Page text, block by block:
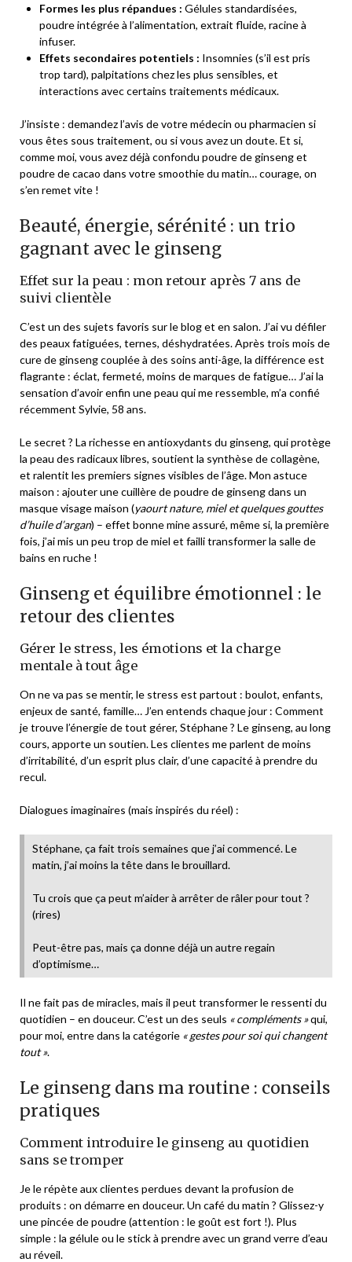
Formes les plus répandues : Gélules standardisées,
poudre intégrée à l’alimentation, extrait fluide, racine à
infuser.
Effets secondaires potentiels : Insomnies (s’il est pris
trop tard), palpitations chez les plus sensibles, et
interactions avec certains traitements médicaux.
J’insiste : demandez l’avis de votre médecin ou pharmacien si
vous êtes sous traitement, ou si vous avez un doute. Et si,
comme moi, vous avez déjà confondu poudre de ginseng et
poudre de cacao dans votre smoothie du matin… courage, on
s’en remet vite !
Beauté, énergie, sérénité : un trio
gagnant avec le ginseng
Effet sur la peau : mon retour après 7 ans de
suivi clientèle
C’est un des sujets favoris sur le blog et en salon. J’ai vu défiler
des peaux fatiguées, ternes, déshydratées. Après trois mois de
cure de ginseng couplée à des soins anti-âge, la différence est
flagrante : éclat, fermeté, moins de marques de fatigue… J’ai la
sensation d’avoir enfin une peau qui me ressemble, m’a confié
récemment Sylvie, 58 ans.
Le secret ? La richesse en antioxydants du ginseng, qui protège
la peau des radicaux libres, soutient la synthèse de collagène,
et ralentit les premiers signes visibles de l’âge. Mon astuce
maison : ajouter une cuillère de poudre de ginseng dans un
masque visage maison (yaourt nature, miel et quelques gouttes
d’huile d’argan) – effet bonne mine assuré, même si, la première
fois, j’ai mis un peu trop de miel et failli transformer la salle de
bains en ruche !
Ginseng et équilibre émotionnel : le
retour des clientes
Gérer le stress, les émotions et la charge
mentale à tout âge
On ne va pas se mentir, le stress est partout : boulot, enfants,
enjeux de santé, famille… J’en entends chaque jour : Comment
je trouve l’énergie de tout gérer, Stéphane ? Le ginseng, au long
cours, apporte un soutien. Les clientes me parlent de moins
d’irritabilité, d’un esprit plus clair, d’une capacité à prendre du
recul.
Dialogues imaginaires (mais inspirés du réel) :
Stéphane, ça fait trois semaines que j’ai commencé. Le
matin, j’ai moins la tête dans le brouillard.
Tu crois que ça peut m’aider à arrêter de râler pour tout ?
(rires)
Peut-être pas, mais ça donne déjà un autre regain
d’optimisme…
Il ne fait pas de miracles, mais il peut transformer le ressenti du
quotidien – en douceur. C’est un des seuls « compléments »qui,
pour moi, entre dans la catégorie « gestes pour soi qui changent
tout ».
Le ginseng dans ma routine : conseils
pratiques
Comment introduire le ginseng au quotidien
sans se tromper
Je le répète aux clientes perdues devant la profusion de
produits : on démarre en douceur. Un café du matin ? Glissez-y
une pincée de poudre (attention : le goût est fort !). Plus
simple : la gélule ou le stick à prendre avec un grand verre d’eau
au réveil.